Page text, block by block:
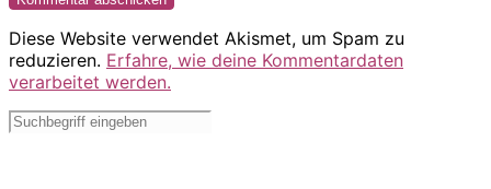
Diese Website verwendet Akismet, um Spam zu
reduzieren. Erfahre, wie deine Kommentardaten
verarbeitet werden.